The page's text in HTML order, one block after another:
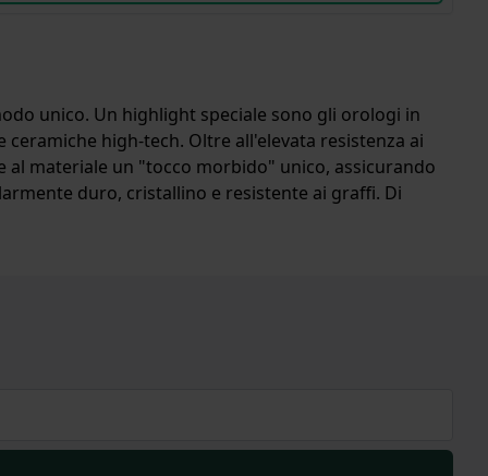
unico. Un highlight speciale sono gli orologi in
high-tech. Oltre all'elevata resistenza ai
al materiale un "tocco morbido" unico, assicurando
duro, cristallino e resistente ai graffi. Di